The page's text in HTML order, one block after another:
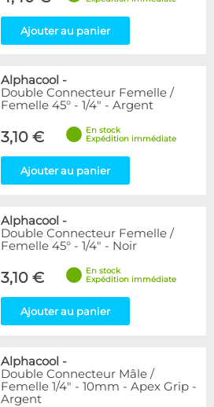
Ajouter au panier
Alphacool -
Double Connecteur Femelle /
Femelle 45° - 1/4" - Argent
3,10 €
En stock
Expédition immédiate
Ajouter au panier
Alphacool -
Double Connecteur Femelle /
Femelle 45° - 1/4" - Noir
3,10 €
En stock
Expédition immédiate
Ajouter au panier
Alphacool -
Double Connecteur Mâle /
Femelle 1/4" - 10mm - Apex Grip -
Argent